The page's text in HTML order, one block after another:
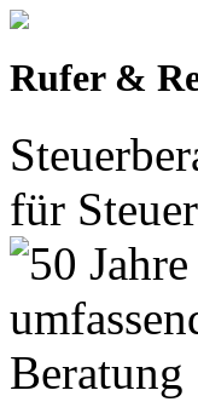
Rufer &
für